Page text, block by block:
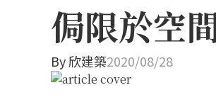
侷限於空
By欣建築2020/08/28